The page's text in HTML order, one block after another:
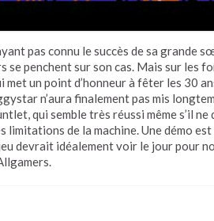
pas connu le succès de sa grande
se penchent sur son cas. Mais sur les
met un point d’honneur à fêter les 30
n’aura finalement pas mis
qui semble très réussi même s’il
limitations de la machine. Une démo
devrait idéalement voir le jour pour